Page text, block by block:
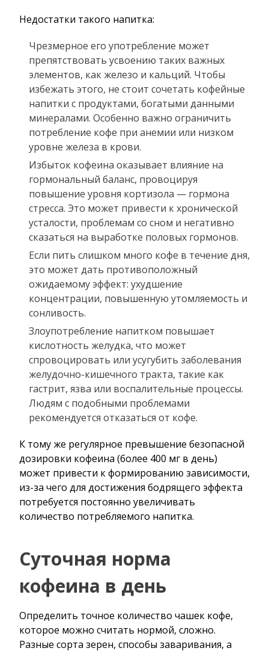
Недостатки такого напитка:
Чрезмерное его употребление может
препятствовать усвоению таких важных
элементов, как железо и кальций. Чтобы
избежать этого, не стоит сочетать кофейные
напитки с продуктами, богатыми данными
минералами. Особенно важно ограничить
потребление кофе при анемии или низком
уровне железа в крови.
Избыток кофеина оказывает влияние на
гормональный баланс, провоцируя
повышение уровня кортизола — гормона
стресса. Это может привести к хронической
усталости, проблемам со сном и негативно
сказаться на выработке половых гормонов.
Если пить слишком много кофе в течение дня,
это может дать противоположный
ожидаемому эффект: ухудшение
концентрации, повышенную утомляемость и
сонливость.
Злоупотребление напитком повышает
кислотность желудка, что может
спровоцировать или усугубить заболевания
желудочно-кишечного тракта, такие как
гастрит, язва или воспалительные процессы.
Людям с подобными проблемами
рекомендуется отказаться от кофе.
К тому же регулярное превышение безопасной
дозировки кофеина (более 400 мг в день)
может привести к формированию зависимости,
из-за чего для достижения бодрящего эффекта
потребуется постоянно увеличивать
количество потребляемого напитка.
Суточная норма
кофеина в день
Определить точное количество чашек кофе,
которое можно считать нормой, сложно.
Разные сорта зерен, способы заваривания, а